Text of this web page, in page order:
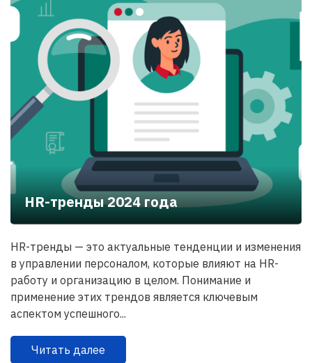
HR-тренды 2024 года
HR-тренды — это актуальные тенденции и изменения
в управлении персоналом, которые влияют на HR-
работу и организацию в целом. Понимание и
применение этих трендов является ключевым
аспектом успешного...
Читать далее